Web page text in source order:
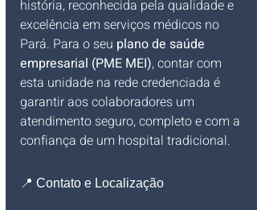
história, reconhecida pela qualidade e
excelência em serviços médicos no
Pará. Para o seu plano de saúde
empresarial (PME MEI), contar com
esta unidade na rede credenciada é
garantir aos colaboradores um
atendimento seguro, completo e com a
confiança de um hospital tradicional.
📍 Contato e Localização